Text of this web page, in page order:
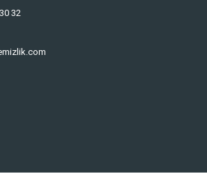
32